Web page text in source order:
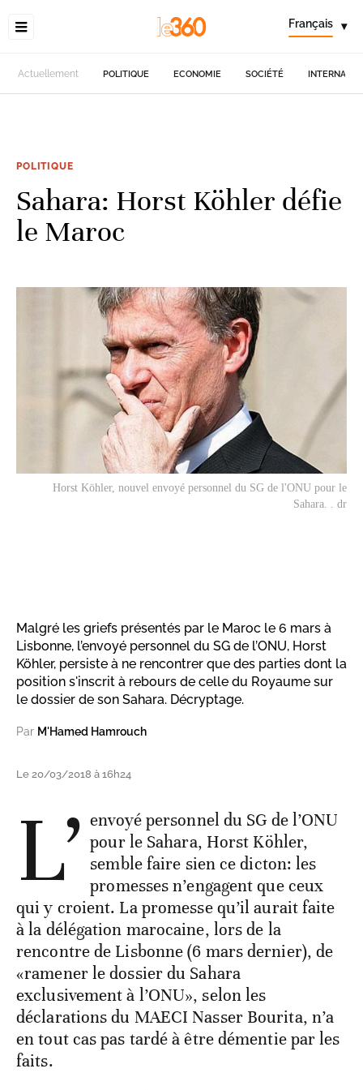
Français ▾
Actuellement POLITIQUE ECONOMIE SOCIÉTÉ
POLITIQUE
Sahara: Horst Köhler défie
le Maroc
Horst Köhler, nouvel envoyé personnel du SG de l'ONU pour le
Sahara. . dr
Malgré les griefs présentés par le Maroc le 6 mars à
Lisbonne, l’envoyé personnel du SG de l’ONU, Horst
Köhler, persiste à ne rencontrer que des parties dont la
position s'inscrit à rebours de celle du Royaume sur
le dossier de son Sahara. Décryptage.
Par M'Hamed Hamrouch
Le 20/03/2018 à 16h24
L’ envoyé personnel du SG de l’ONU
pour le Sahara, Horst Köhler,
semble faire sien ce dicton: les
promesses n’engagent que ceux
qui y croient. La promesse qu’il aurait faite
à la délégation marocaine, lors de la
rencontre de Lisbonne (6 mars dernier), de
«ramener le dossier du Sahara
exclusivement à l’ONU», selon les
déclarations du MAECI Nasser Bourita, n’a
en tout cas pas tardé à être démentie par les
faits.